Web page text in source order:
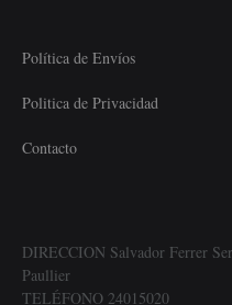
Política de Envíos
Politica de Privacidad
Contacto
DIRECCION Salvador Ferrer
Paullier
TELÉFONO 24015020